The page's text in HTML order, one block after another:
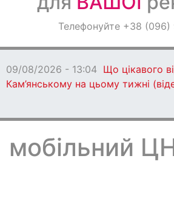
ОголошенняТелефонуйте +38 (096)
09/08/2026 - 11:27
Мешканці
КТ та МРТ за Програмою медичних
мобільний